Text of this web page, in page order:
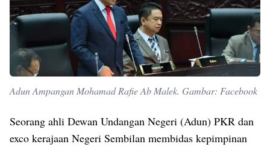
Adun Ampangan Mohamad Rafie Ab Malek. Gambar: Facebook
Seorang ahli Dewan Undangan Negeri (Adun) PKR dan
exco kerajaan Negeri Sembilan membidas kepimpinan